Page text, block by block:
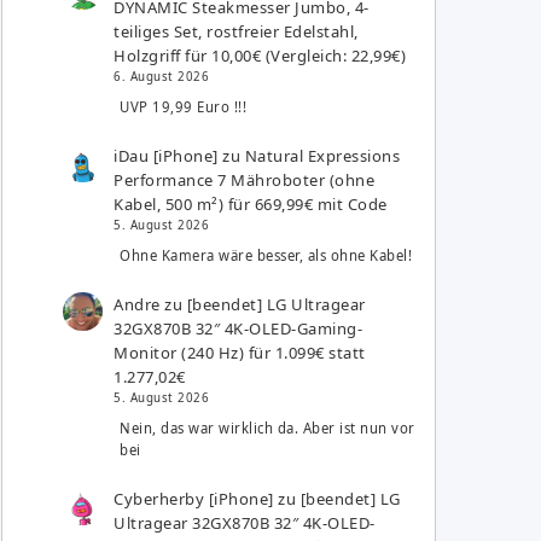
DYNAMIC Steakmesser Jumbo, 4-
teiliges Set, rostfreier Edelstahl,
Holzgriff für 10,00€ (Vergleich: 22,99€)
6. August 2026
UVP 19,99 Euro !!!
iDau [iPhone] zu Natural Expressions
Performance 7 Mähroboter (ohne
Kabel, 500 m²) für 669,99€ mit Code
5. August 2026
Ohne Kamera wäre besser, als ohne Kabel!
Andre zu [beendet] LG Ultragear
32GX870B 32″ 4K-OLED-Gaming-
Monitor (240 Hz) für 1.099€ statt
1.277,02€
5. August 2026
Nein, das war wirklich da. Aber ist nun vor
bei
Cyberherby [iPhone] zu [beendet] LG
Ultragear 32GX870B 32″ 4K-OLED-